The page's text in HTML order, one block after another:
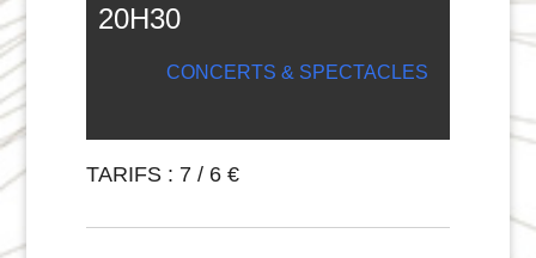
20H30
CONCERTS & SPECTACLES
TARIFS : 7 / 6 €